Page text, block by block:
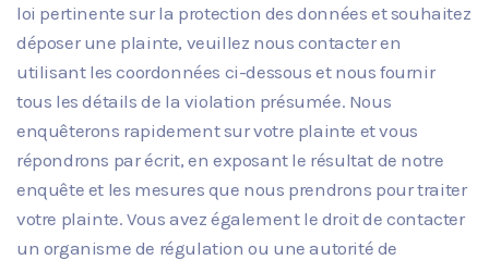
loi pertinente sur la protection des données et souhaitez
déposer une plainte, veuillez nous contacter en
utilisant les coordonnées ci-dessous et nous fournir
tous les détails de la violation présumée. Nous
enquêterons rapidement sur votre plainte et vous
répondrons par écrit, en exposant le résultat de notre
enquête et les mesures que nous prendrons pour traiter
votre plainte. Vous avez également le droit de contacter
un organisme de régulation ou une autorité de